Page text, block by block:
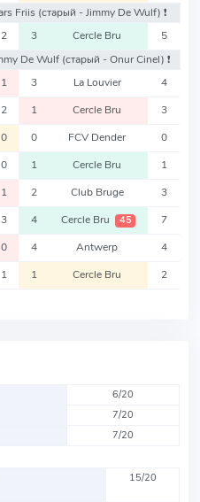
Friis (старый - Jimmy De Wulf) ❗️
2 3 Cercle Bru
5
De Wulf (старый - Onur Cinel) ❗️
1 3 La Louvier 4
2 1 Cercle Bru 3
0 0 FCV Dender 0
0 1 Cercle Bru 1
1 2 Club Bruge 3
3 4 Cercle Bru 45 7
0 4 Antwerp 4
1 1 Cercle Bru 2
6/20
7/20
7/20
15/20